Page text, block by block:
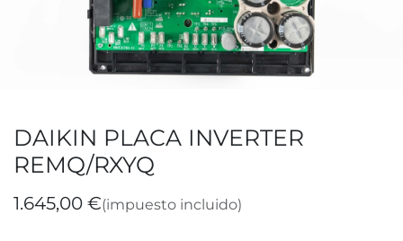
DAIKIN PLACA INVERTER
REMQ/RXYQ
1.645,00 €(impuesto incluido)